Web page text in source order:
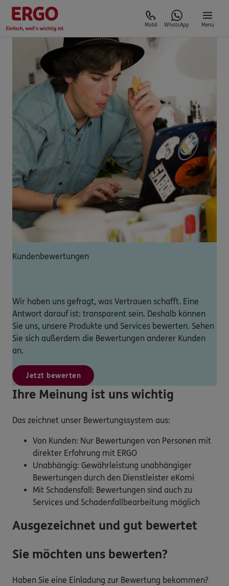
Mobil WhatsApp Menü
Kundenbewertungen
Wir haben uns gefragt, was Vertrauen schafft. Eine
Antwort darauf ist: transparent sein. Deshalb können
Sie uns, unsere Produkte und Services bewerten. Sehen
Sie sich außerdem die Bewertungen anderer Kunden
an.
Jetzt bewerten
Ihre Meinung ist uns wichtig
Das zeichnet unser Bewertungssystem aus:
Von Kunden: Nur Bewertungen von Personen mit
direkter Erfahrung mit ERGO
Unabhängig: Gewährleistung unabhängiger
Bewertungen durch den Dienstleister eKomi
Mit Schadensfall: Bewertungen sind auch zu
Services und Schadenfallbearbeitung möglich
Ausgezeichnet und gut bewertet
Sie möchten uns bewerten?
Haben Sie eine Einladung zur Bewertung bekommen?